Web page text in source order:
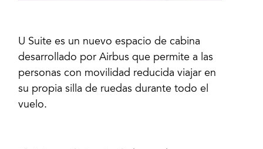
U Suite es un nuevo espacio de cabina
desarrollado por Airbus que permite a las
personas con movilidad reducida viajar en
su propia silla de ruedas durante todo el
vuelo.